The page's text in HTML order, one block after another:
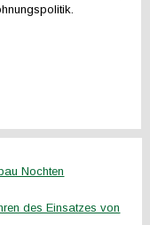
Nochten
des Einsatzes von